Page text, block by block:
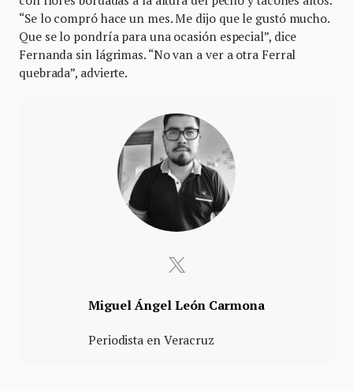
“Se lo compró hace un mes. Me dijo que le gustó mucho.
Que se lo pondría para una ocasión especial”, dice
Fernanda sin lágrimas. “No van a ver a otra Ferral
quebrada”, advierte.
Miguel Ángel León Carmona
Periodista en Veracruz